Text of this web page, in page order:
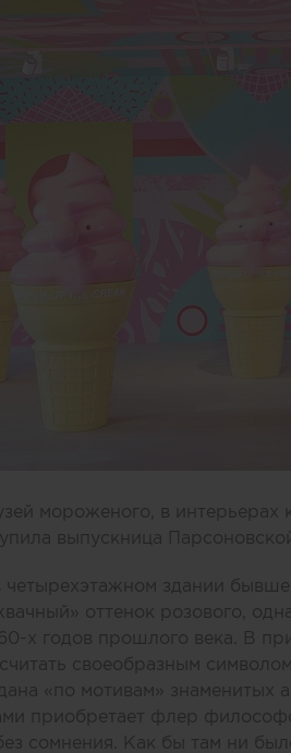
мороженого, в интерьерах
выпускница
четырехэтажном здании
оттенок розового,
х годов прошлого века. В
своеобразным
«по мотивам» знаменитых
приобретает флер
сомнения. Как бы там ни